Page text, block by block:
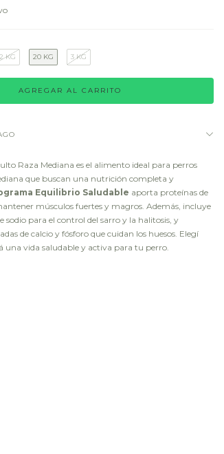
KG 20 KG 3 KG
Raza Mediana es el alimento ideal para perros
que buscan una nutrición completa y
Equilibrio Saludable aporta proteínas de
músculos fuertes y magros. Además, incluye
sodio para el control del sarro y la halitosis, y
de calcio y fósforo que cuidan los huesos. Elegí
una vida saludable y activa para tu perro.